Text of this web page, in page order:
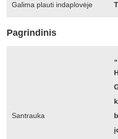
Galima plauti indaplovėje
Pagrindinis
Santrauka